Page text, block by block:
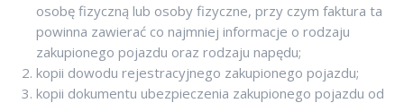
osobę fizyczną lub osoby fizyczne, przy czym faktura ta
powinna zawierać co najmniej informacje o rodzaju
zakupionego pojazdu oraz rodzaju napędu;
kopii dowodu rejestracyjnego zakupionego pojazdu;
kopii dokumentu ubezpieczenia zakupionego pojazdu od